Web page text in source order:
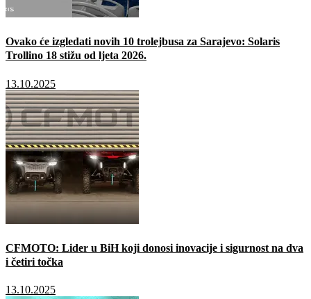
Ovako će izgledati novih 10 trolejbusa za Sarajevo: Solaris
Trollino 18 stižu od ljeta 2026.
13.10.2025
CFMOTO: Lider u BiH koji donosi inovacije i sigurnost na dva
i četiri točka
13.10.2025